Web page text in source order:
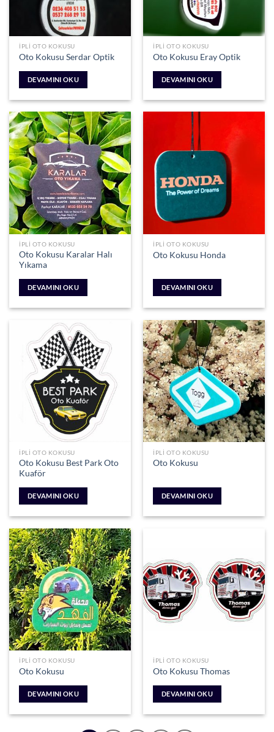
İPLI OTO KOKUSU
Oto Kokusu Serdar Optik
DEVAMINI OKU
İPLI OTO KOKUSU
Oto Kokusu Eray Optik
DEVAMINI OKU
İPLI OTO KOKUSU
Oto Kokusu Karalar Halı
Yıkama
DEVAMINI OKU
İPLI OTO KOKUSU
Oto Kokusu Honda
DEVAMINI OKU
İPLI OTO KOKUSU
Oto Kokusu Best Park Oto
Kuaför
DEVAMINI OKU
İPLI OTO KOKUSU
Oto Kokusu
DEVAMINI OKU
İPLI OTO KOKUSU
Oto Kokusu
DEVAMINI OKU
İPLI OTO KOKUSU
Oto Kokusu Thomas
DEVAMINI OKU